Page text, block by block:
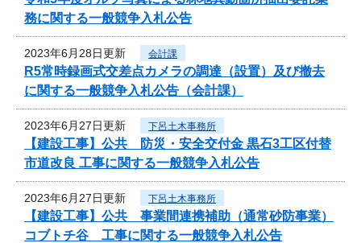
務に関する一般競争入札公告
2023年6月28日更新 会計課
R5常時録画式交差点カメラの調達（設置）及び撤去
に関する一般競争入札公告（会計課）
2023年6月27日更新 下呂土木事務所
【建設工事】公共 防災・安全交付金 黒石3工区付替
市道改良 工事に関する一般競争入札公告
2023年6月27日更新 下呂土木事務所
【建設工事】公共 事業間連携補助（通常砂防事業）
コブトチ谷 工事に関する一般競争入札公告